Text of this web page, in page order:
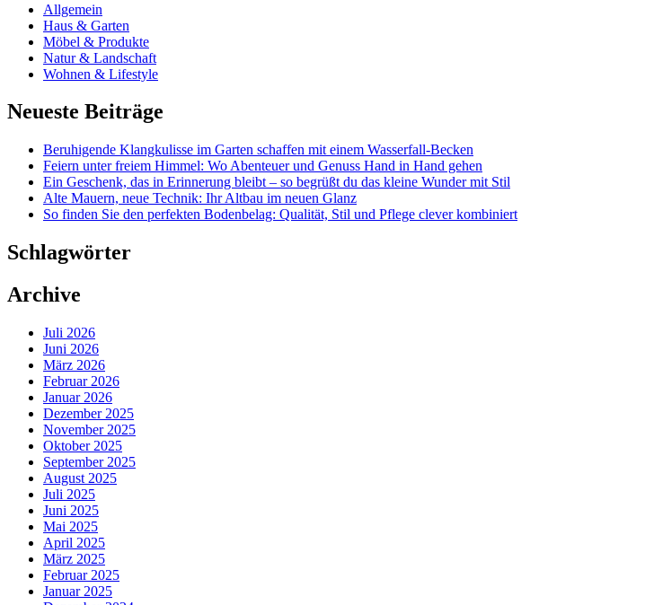
Allgemein
Haus & Garten
Möbel & Produkte
Natur & Landschaft
Wohnen & Lifestyle
Neueste Beiträge
Beruhigende Klangkulisse im Garten schaffen mit einem Wasserfall-Becken
Feiern unter freiem Himmel: Wo Abenteuer und Genuss Hand in Hand gehen
Ein Geschenk, das in Erinnerung bleibt – so begrüßt du das kleine Wunder mit Stil
Alte Mauern, neue Technik: Ihr Altbau im neuen Glanz
So finden Sie den perfekten Bodenbelag: Qualität, Stil und Pflege clever kombiniert
Schlagwörter
Archive
Juli 2026
Juni 2026
März 2026
Februar 2026
Januar 2026
Dezember 2025
November 2025
Oktober 2025
September 2025
August 2025
Juli 2025
Juni 2025
Mai 2025
April 2025
März 2025
Februar 2025
Januar 2025